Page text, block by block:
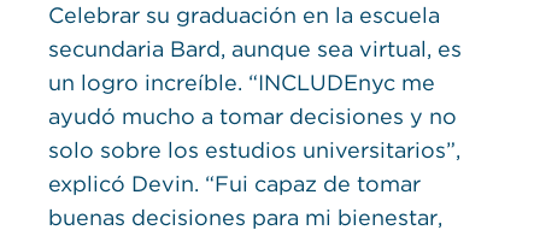
Celebrar su graduación en la escuela
secundaria Bard, aunque sea virtual, es
un logro increíble. “INCLUDEnyc me
ayudó mucho a tomar decisiones y no
solo sobre los estudios universitarios”,
explicó Devin. “Fui capaz de tomar
buenas decisiones para mi bienestar,